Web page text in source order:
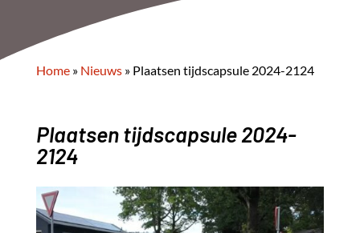
Home» Nieuws» Plaatsen tijdscapsule 2024-2124
Plaatsen tijdscapsule 2024-
2124